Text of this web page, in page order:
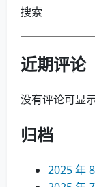
搜索
近期评论
没有评论可显示
归档
2025 年